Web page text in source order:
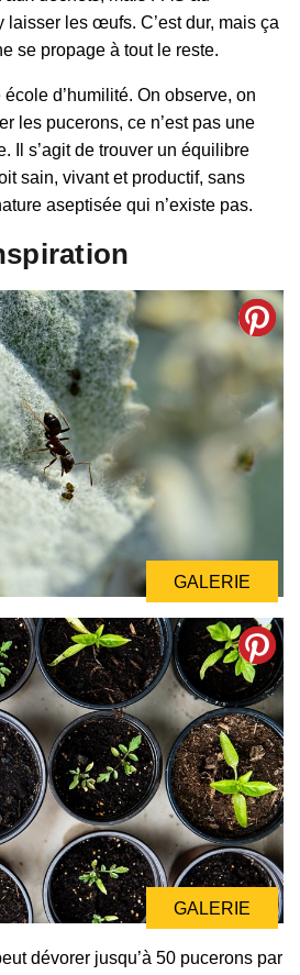
laisser les œufs. C’est dur, mais ça
se propage à tout le reste.
école d’humilité. On observe, on
les pucerons, ce n’est pas une
Il s’agit de trouver un équilibre
sain, vivant et productif, sans
aseptisée qui n’existe pas.
GALERIE
GALERIE
dévorer jusqu’à 50 pucerons par